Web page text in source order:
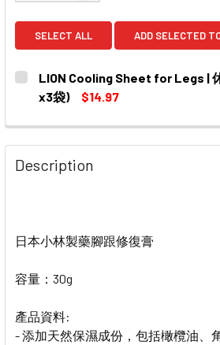
SELECT ALL ADD SELECTED
LION Cooling Sheet for Legs |
x3袋)
$14.97
DECREASE QUANTITY OF LION
INCREASE QUANTITY
Description
日本小林製藥腳跟修復膏
容量：30g
產品資料:
- 添加天然保濕成份，包括橄欖油、